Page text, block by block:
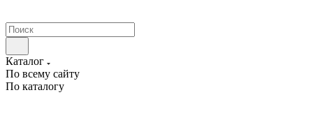
Каталог
По всему сайту
По каталогу